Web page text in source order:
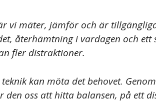
vi mäter, jämför och är
återhämtning i vardagen och
fler distraktioner.
kan möta det behovet.
den oss att hitta balansen, på ett